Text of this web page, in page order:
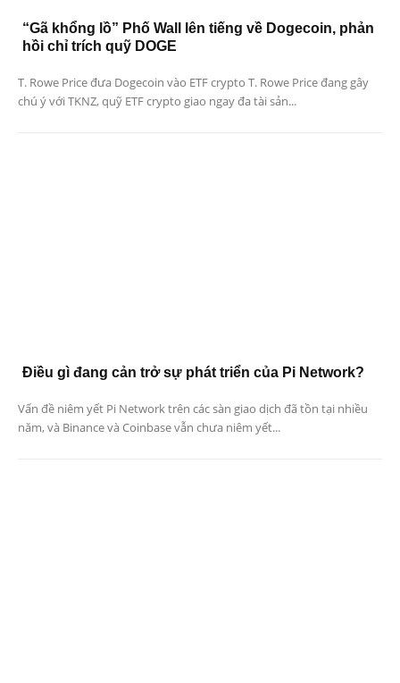
“Gã khổng lồ” Phố Wall lên tiếng về Dogecoin, phản
hồi chỉ trích quỹ DOGE
T. Rowe Price đưa Dogecoin vào ETF crypto T. Rowe Price đang gây
chú ý với TKNZ, quỹ ETF crypto giao ngay đa tài sản...
Điều gì đang cản trở sự phát triển của Pi Network?
Vấn đề niêm yết Pi Network trên các sàn giao dịch đã tồn tại nhiều
năm, và Binance và Coinbase vẫn chưa niêm yết...